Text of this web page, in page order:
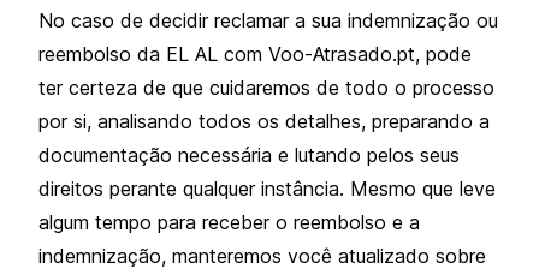
No caso de decidir reclamar a sua indemnização ou
reembolso da EL AL com Voo-Atrasado.pt, pode
ter certeza de que cuidaremos de todo o processo
por si, analisando todos os detalhes, preparando a
documentação necessária e lutando pelos seus
direitos perante qualquer instância. Mesmo que leve
algum tempo para receber o reembolso e a
indemnização, manteremos você atualizado sobre